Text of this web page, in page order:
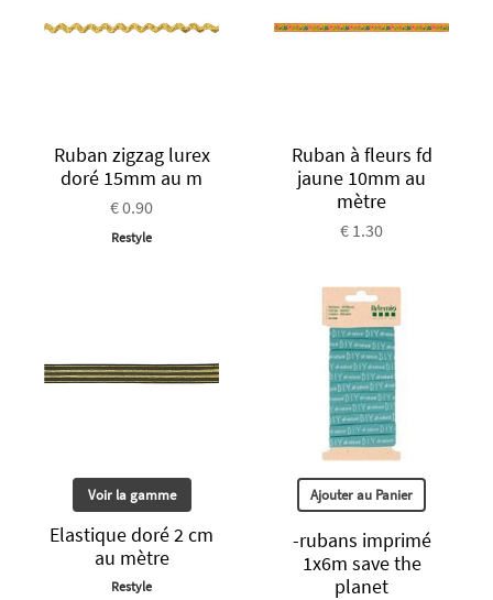
Ruban zigzag lurex
doré 15mm au m
€ 0.90
Restyle
Ruban à fleurs fd
jaune 10mm au
mètre
€ 1.30
Voir la gamme
Elastique doré 2 cm
au mètre
Restyle
Ajouter au Panier
-rubans imprimé
1x6m save the
planet